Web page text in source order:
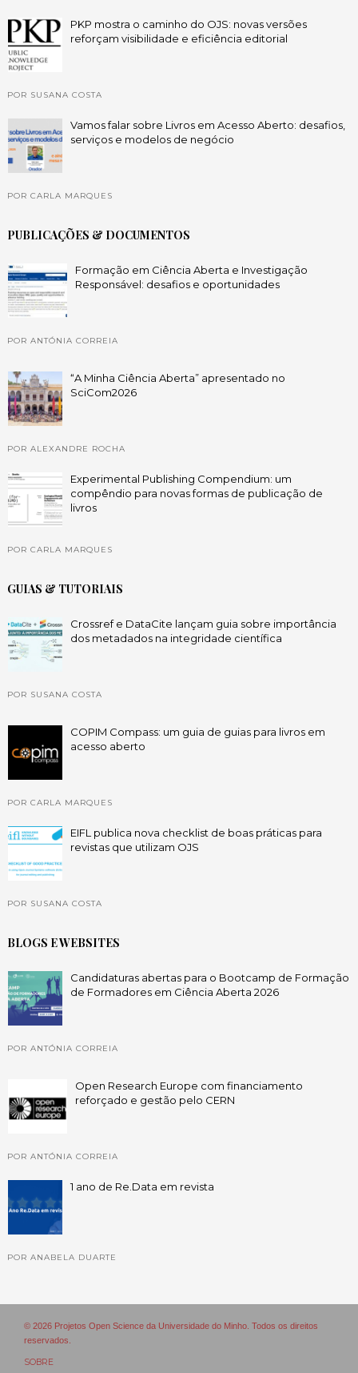
PKP mostra o caminho do OJS: novas versões
reforçam visibilidade e eficiência editorial
POR SUSANA COSTA
Vamos falar sobre Livros em Acesso Aberto: desafios,
serviços e modelos de negócio
POR CARLA MARQUES
PUBLICAÇÕES & DOCUMENTOS
Formação em Ciência Aberta e Investigação
Responsável: desafios e oportunidades
POR ANTÓNIA CORREIA
“A Minha Ciência Aberta” apresentado no
SciCom2026
POR ALEXANDRE ROCHA
Experimental Publishing Compendium: um
compêndio para novas formas de publicação de
livros
POR CARLA MARQUES
GUIAS & TUTORIAIS
Crossref e DataCite lançam guia sobre importância
dos metadados na integridade científica
POR SUSANA COSTA
COPIM Compass: um guia de guias para livros em
acesso aberto
POR CARLA MARQUES
EIFL publica nova checklist de boas práticas para
revistas que utilizam OJS
POR SUSANA COSTA
BLOGS E WEBSITES
Candidaturas abertas para o Bootcamp de Formação
de Formadores em Ciência Aberta 2026
POR ANTÓNIA CORREIA
Open Research Europe com financiamento
reforçado e gestão pelo CERN
POR ANTÓNIA CORREIA
1 ano de Re.Data em revista
POR ANABELA DUARTE
© 2026 Projetos Open Science da Universidade do Minho. Todos os direitos
reservados.
SOBRE